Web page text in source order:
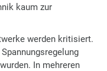
kaum zur
werden kritisiert.
In mehreren